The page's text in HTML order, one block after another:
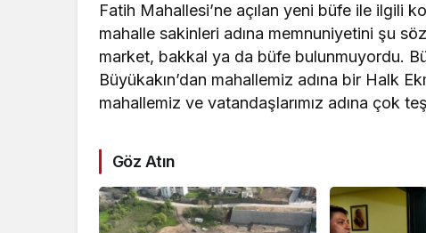
Fatih Mahallesi’ne açılan yeni büfe ile ilgili
mahalle sakinleri adına memnuniyetini şu
market, bakkal ya da büfe bulunmuyordu.
Büyükakın’dan mahallemiz adına bir Halk
mahallemiz ve vatandaşlarımız adına çok
Göz Atın